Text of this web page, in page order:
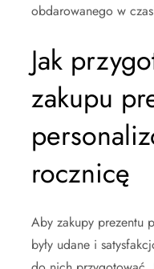
obdarowanego w
Jak
zakupu
rocznicę
Aby zakupy prezentu
były udane i